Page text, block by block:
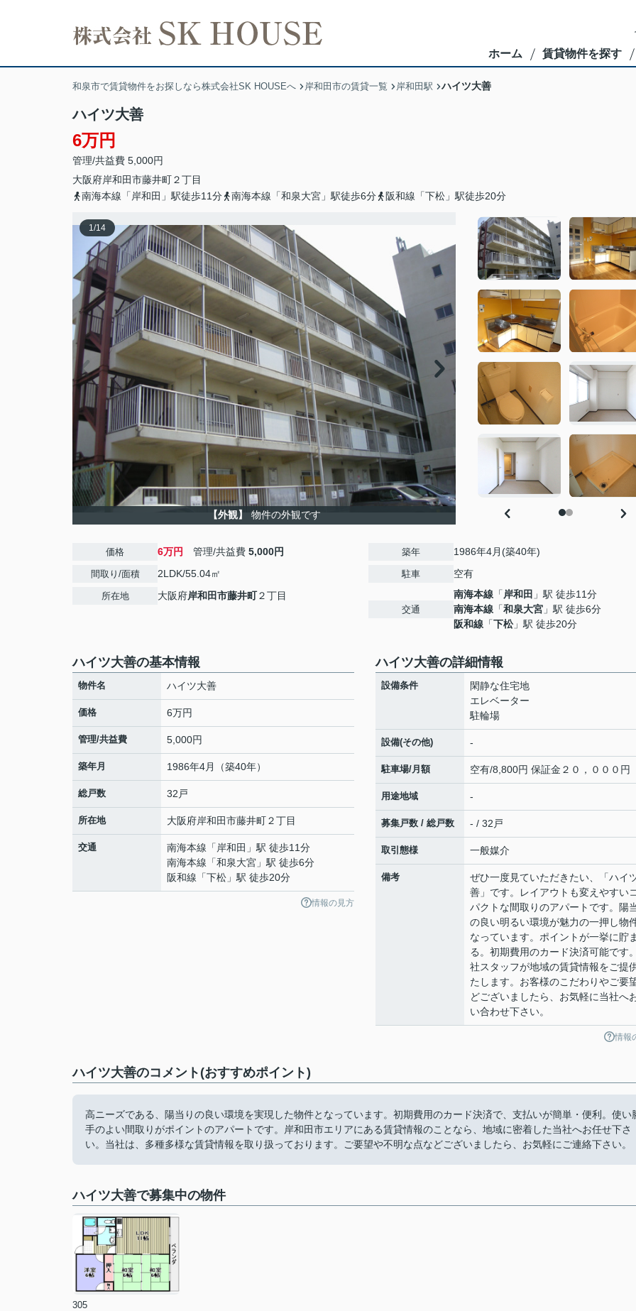
ホーム 賃貸物件を探す
和泉市で賃貸物件をお探しなら株式会社SK HOUSEへ 岸和田市の賃貸一覧 岸和田駅 ハイツ大善
ハイツ大善
6万円
管理/共益費 5,000円
大阪府岸和田市藤井町２丁目
南海本線「岸和田」駅徒歩11分
南海本線「和泉大宮」駅徒歩6分 阪和線「下松」駅徒歩20分
1/14
【外観】 物件の外観です
価格 6万円 管理/共益費 5,000円
間取り/面積 2LDK/55.04㎡
所在地 大阪府岸和田市藤井町２丁目
築年 1986年4月(築40年)
駐車 空有
交通
南海本線 「 岸和田 」駅 徒歩11分
南海本線 「和泉大宮 」駅 徒歩6分
阪和線 「下松」駅 徒歩20分
ハイツ大善の基本情報
物件名 ハイツ大善
価格 6万円
管理/共益費 5,000円
築年月 1986年4月（築40年）
総戸数 32戸
所在地 大阪府岸和田市藤井町２丁目
交通 南海本線 「 岸和田 」駅 徒歩11分
南海本線 「和泉大宮 」駅 徒歩6分
阪和線 「下松 」駅 徒歩20分
情報の見方
ハイツ大善の詳細情報
設備条件
閑静な住宅地
エレベーター
駐輪場
設備(その他) -
駐車場/月額 空有/8,800円 保証金２０，０００円
用途地域 -
募集戸数 / 総戸数 - / 32戸
取引態様 一般媒介
備考
ぜひ一度見ていただきたい、「ハイ
善」です。レイアウトも変えやすい
パクトな間取りのアパートです。陽
の良い明るい環境が魅力の一押し物
なっています。ポイントが一挙に貯
る。初期費用のカード決済可能です
社スタッフが地域の賃貸情報をご提
たします。お客様のこだわりやご要
どございましたら、お気軽に当社へ
い合わせ下さい。
情報
ハイツ大善のコメント(おすすめポイント)
高ニーズである、陽当りの良い環境を実現した物件となっています。初期費用のカード決済で、支払いが簡単・便利。使い
手のよい間取りがポイントのアパートです。岸和田市エリアにある賃貸情報のことなら、地域に密着した当社へお任せ下さ
い。当社は、多種多様な賃貸情報を取り扱っております。ご要望や不明な点などございましたら、お気軽にご連絡下さい。
ハイツ大善で募集中の物件
305